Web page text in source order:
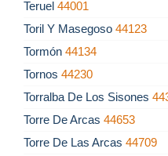
Teruel 44001
Toril Y Masegoso 44123
Tormón 44134
Tornos 44230
Torralba De Los Sisones
Torre De Arcas 44653
Torre De Las Arcas 44709